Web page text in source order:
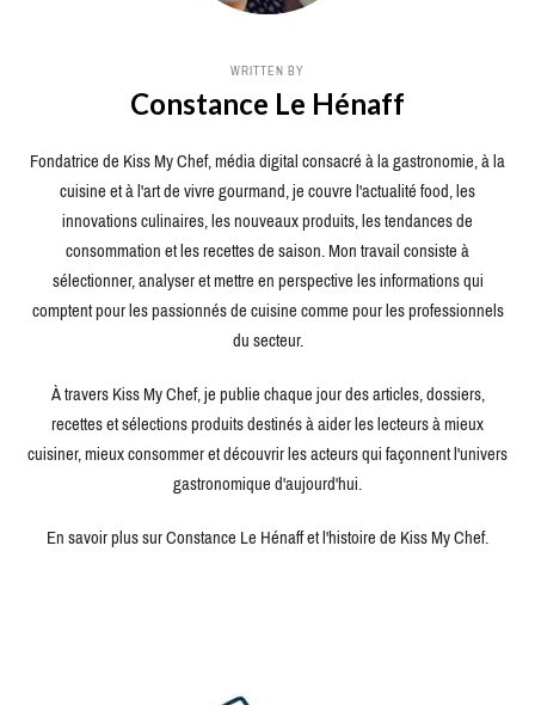
WRITTEN BY
Constance Le Hénaff
Fondatrice de Kiss My Chef, média digital consacré à la gastronomie, à la
cuisine et à l'art de vivre gourmand, je couvre l'actualité food, les
innovations culinaires, les nouveaux produits, les tendances de
consommation et les recettes de saison. Mon travail consiste à
sélectionner, analyser et mettre en perspective les informations qui
comptent pour les passionnés de cuisine comme pour les professionnels
du secteur.
À travers Kiss My Chef, je publie chaque jour des articles, dossiers,
recettes et sélections produits destinés à aider les lecteurs à mieux
cuisiner, mieux consommer et découvrir les acteurs qui façonnent l'univers
gastronomique d'aujourd'hui.
En savoir plus sur Constance Le Hénaff et l'histoire de Kiss My Chef.